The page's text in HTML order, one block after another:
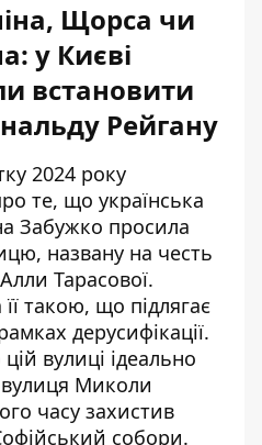
Щорса чи
у Києві
встановити
Рейгану
2024 року
те, що українська
Забужко просила
, названу на честь
Тарасової.
такою, що підлягає
дерусифікації.
вулиці ідеально
Миколи
часу захистив
собори.